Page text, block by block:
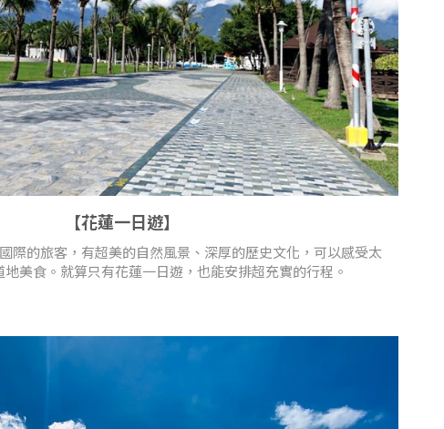
【花蓮一日遊】
際的旅客，有超美的自然風景、深厚的歷史文化，可以感受太
美食。就算只有花蓮一日遊，也能安排超充實的行程。